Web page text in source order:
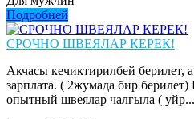
Подробней
СРОЧНО ШВЕЯЛАР КЕРЕК!
Акчасы кечиктирилбей берилет,
зарплата. ( 2жумада бир
опытный швеялар чалгыла ( уйр...